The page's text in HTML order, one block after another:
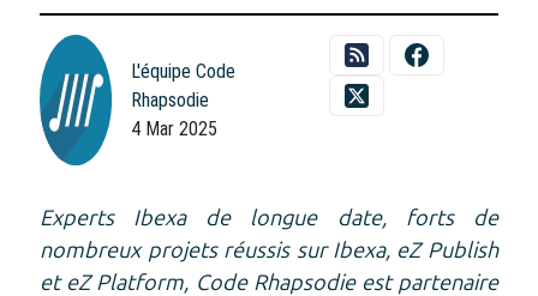
L'équipe Code
Rhapsodie
4 Mar 2025
Experts Ibexa de longue date, forts de
nombreux projets réussis sur Ibexa, eZ Publish
et eZ Platform, Code Rhapsodie est partenaire